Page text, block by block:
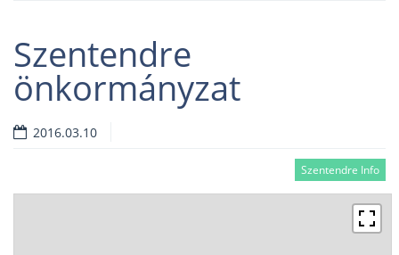
Szentendre
önkormányzat
2016.03.10
Szentendre Info